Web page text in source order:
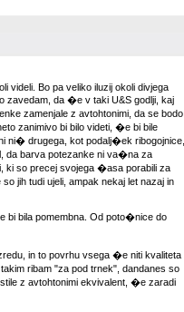
videli. Bo pa veliko iluzij okoli divjega
zavedam, da �e v taki U&S godlji, kaj
zamenjale z avtohtonimi, da se bodo
zanimivo bi bilo videti, �e bi bile
ni� drugega, kot podalj�ek ribogojnice,
da barva potezanke ni va�na za
so precej svojega �asa porabili za
jih tudi ujeli, ampak nekaj let nazaj in
bila pomembna. Od poto�nice do
in to povrhu vsega �e niti kvaliteta
ribam "za pod trnek", dandanes so
z avtohtonimi ekvivalent, �e zaradi